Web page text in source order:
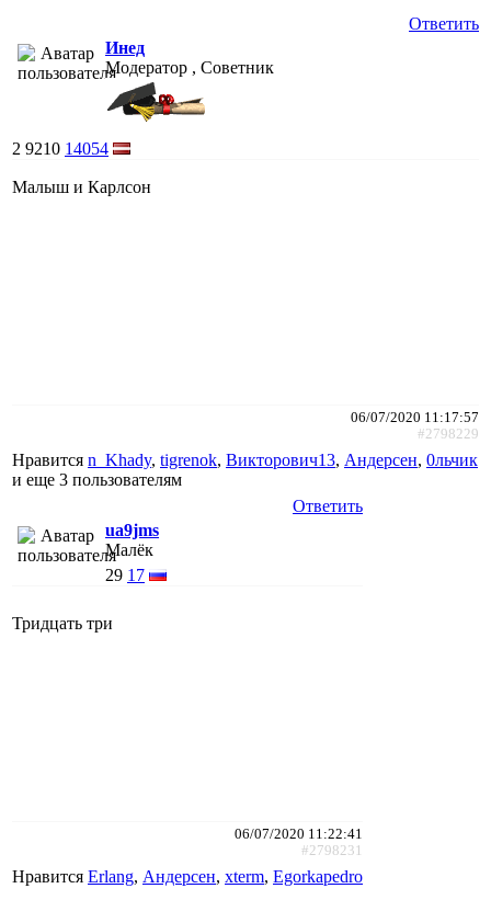
Ответить
Инед
Модератор , Советник
2 9210 14054
Малыш и Карлсон
06/07/2020 11:17:57
#2798229
Нравится n_Khady, tigrenok, Викторович13, Андерсен, 0льчик
и еще 3 пользователям
Ответить
ua9jms
Малёк
29 17
Тридцать три
06/07/2020 11:22:41
#2798231
Нравится Erlang, Андерсен, xterm, Egorkapedro